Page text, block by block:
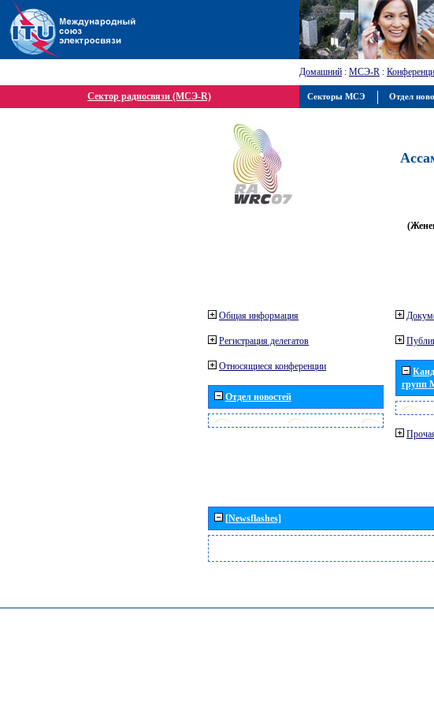
Домашний : МСЭ-R :
Сектор радиосвязи (МСЭ-R)
Общая информация
Регистрация делегатов
Относящиеся конференции
Отдел новостей
групп
[Newsflashes]
Секторы МСЭ Отдел